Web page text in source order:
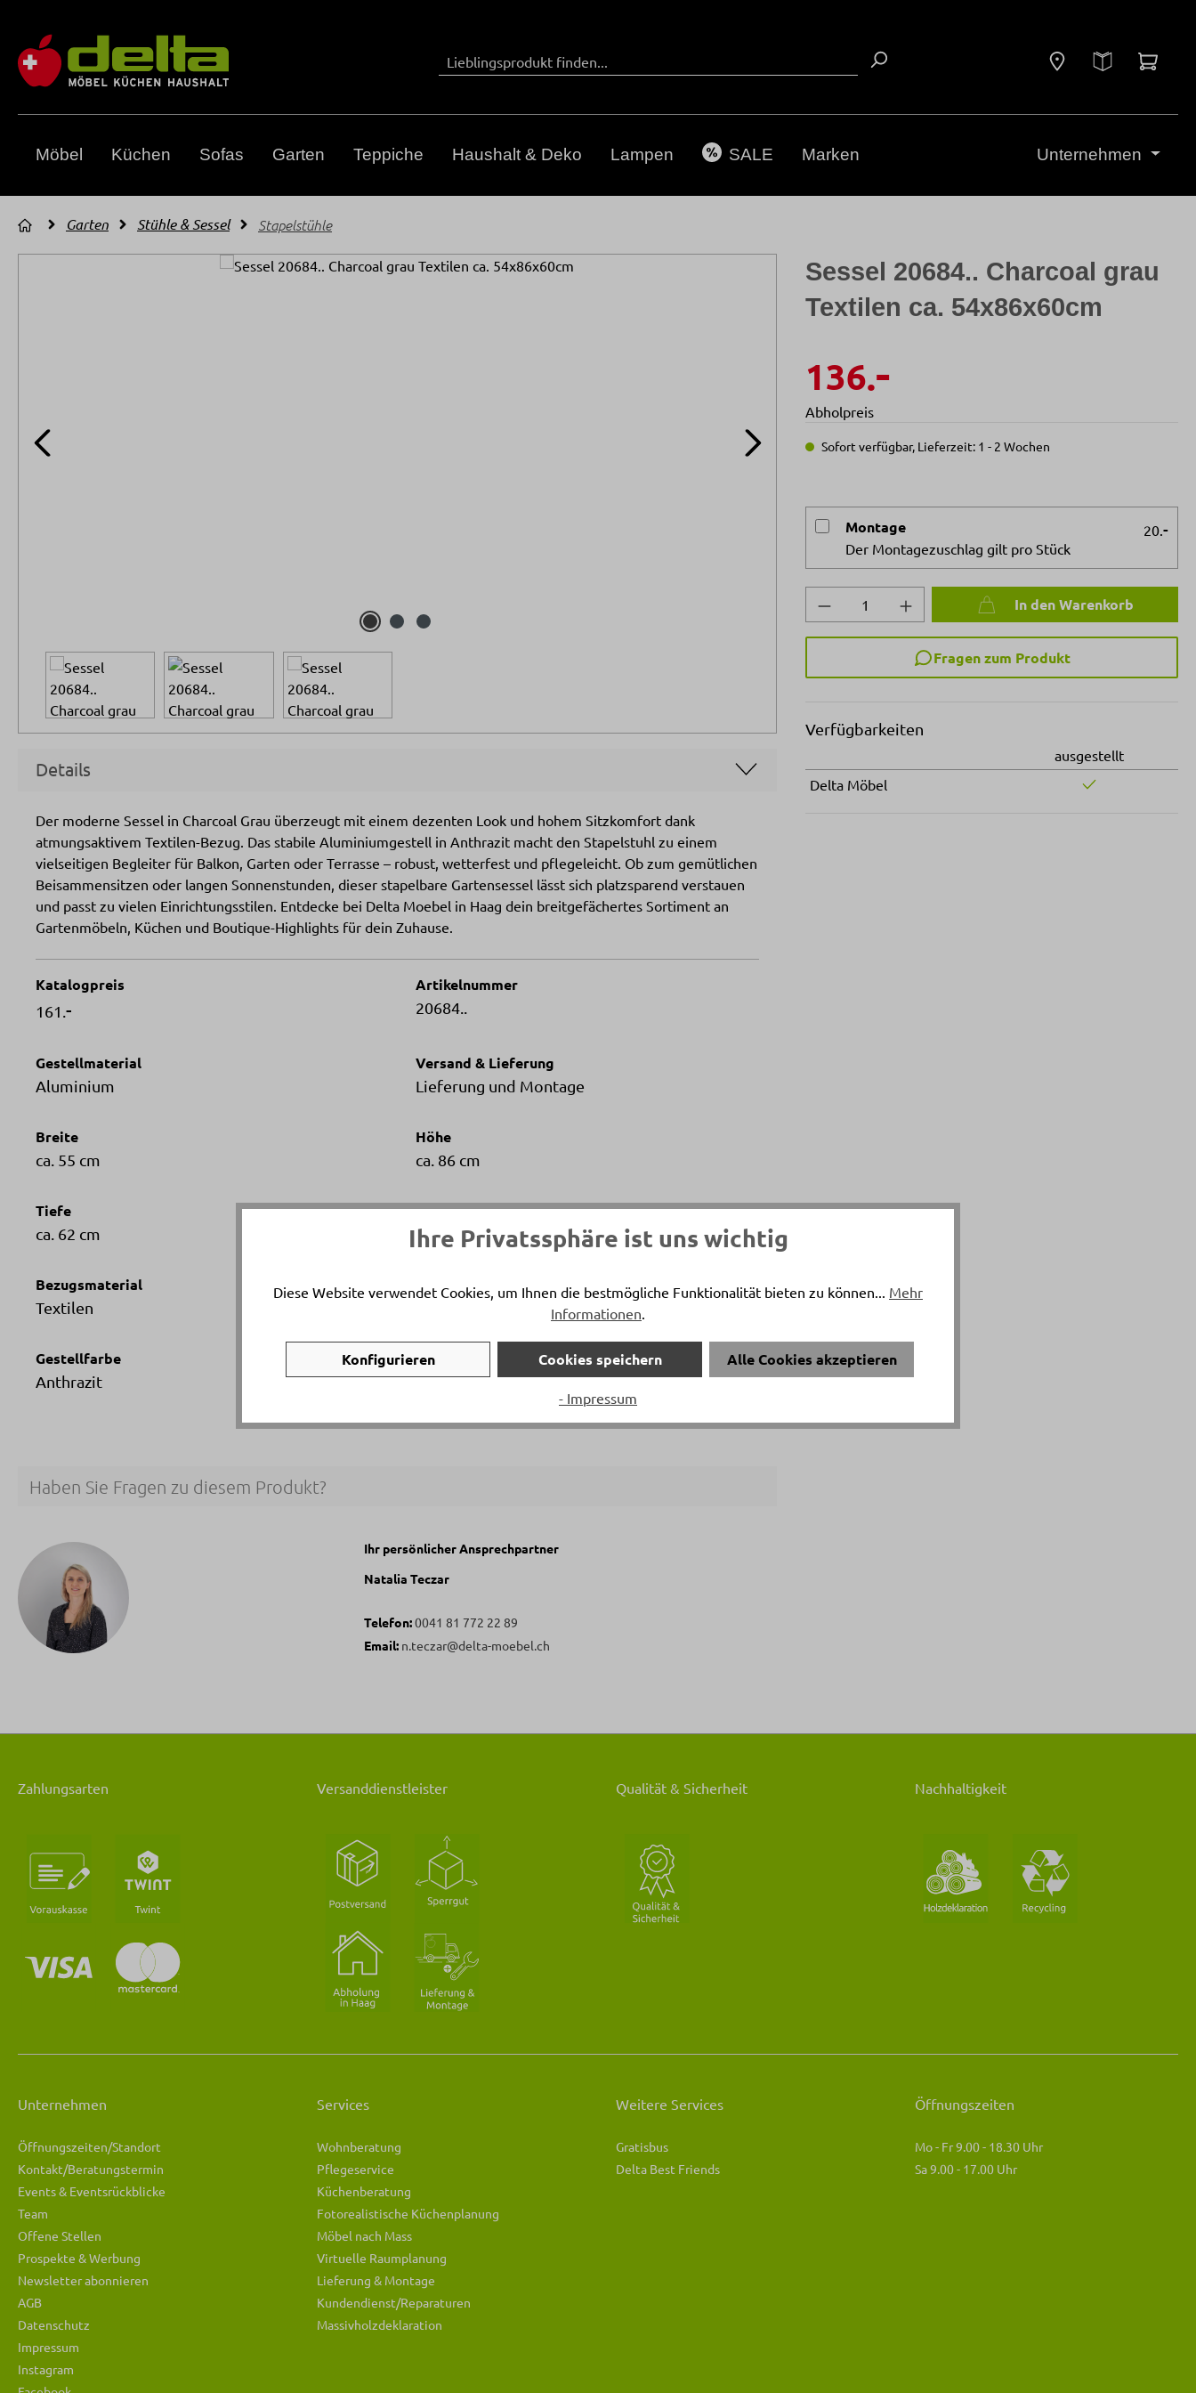
Möbel Küchen Sofas Garten Teppiche Haushalt & Deko Lampen SALE Marken Unternehmen
Garten Stühle & Sessel Stapelstühle
Sessel 20684.. Charcoal grau
Textilen ca. 54x86x60cm
136.-
Abholpreis
Sofort verfügbar, Lieferzeit: 1 - 2 Wochen
Montage
Der Montagezuschlag gilt pro Stück
20.-
Produkt Anzahl: Gib denIn den Warenkorb
Fragen zum Produkt
Verfügbarkeiten
ausgestellt
Delta Möbel
Details
Der moderne Sessel in Charcoal Grau überzeugt mit einem dezenten Look und hohem Sitzkomfort dank
atmungsaktivem Textilen-Bezug. Das stabile Aluminiumgestell in Anthrazit macht den Stapelstuhl zu einem
vielseitigen Begleiter für Balkon, Garten oder Terrasse – robust, wetterfest und pflegeleicht. Ob zum gemütlichen
Beisammensitzen oder langen Sonnenstunden, dieser stapelbare Gartensessel lässt sich platzsparend verstauen
und passt zu vielen Einrichtungsstilen. Entdecke bei Delta Moebel in Haag dein breitgefächertes Sortiment an
Gartenmöbeln, Küchen und Boutique-Highlights für dein Zuhause.
Katalogpreis
161.-
Artikelnummer
20684..
Gestellmaterial
Aluminium
Versand & Lieferung
Lieferung und Montage
Breite
ca. 55 cm
Höhe
ca. 86 cm
Tiefe
ca. 62 cm
Bezugsmaterial
Textilen
Artikelfarbe
Gestellfarbe
Anthrazit
Artikelfunktionen
Stapelbar
Haben Sie Fragen zu diesem Produkt?
Ihr persönlicher Ansprechpartner
Natalia Teczar
Telefon:0041 81 772 22 89
Email: n.teczar@delta-moebel.ch
Zahlungsarten Versanddienstleister Qualität & Sicherheit Nachhaltigkeit
Unternehmen
Öffnungszeiten/Standort
Kontakt/Beratungstermin
Events & Eventsrückblicke
Team
Offene Stellen
Prospekte & Werbung
Newsletter abonnieren
AGB
Datenschutz
Impressum
Instagram
Services
Wohnberatung
Pflegeservice
Küchenberatung
Fotorealistische Küchenplanung
Möbel nach Mass
Virtuelle Raumplanung
Lieferung & Montage
Kundendienst/Reparaturen
Massivholzdeklaration
Weitere Services
Gratisbus
Delta Best Friends
Öffnungszeiten
Mo - Fr 9.00 - 18.30 Uhr
Sa 9.00 - 17.00 Uhr
Ihre Privatssphäre ist uns wichtig
Diese Website verwendet Cookies, um Ihnen die bestmögliche Funktionalität bieten zu können... Mehr
Informationen.
Konfigurieren Cookies speichern Alle Cookies akzeptieren
- Impressum